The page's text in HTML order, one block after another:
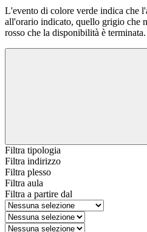
L'evento di colore verde indica che
all'orario indicato, quello grigio che
rosso che la disponibilità è terminata.
Filtra tipologia
Filtra indirizzo
Filtra plesso
Filtra aula
Filtra a partire dal